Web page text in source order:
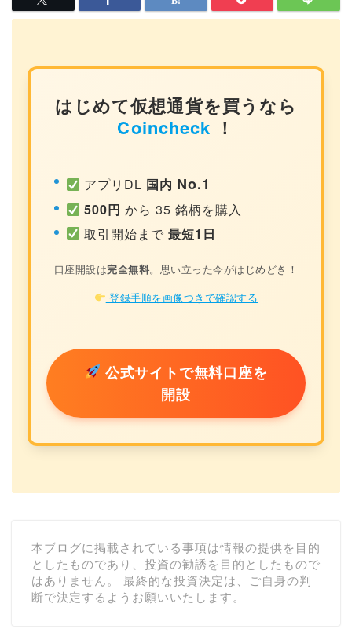
はじめて仮想通貨を買うなら
Coincheck ！
アプリDL 国内 No.1
500円 から 35 銘柄を購入
取引開始まで最短1日
口座開設は完全無料。思い立った今がはじめどき！
登録手順を画像つきで確認する
公式サイトで無料口座を
開設
本ブログに掲載されている事項は情報の提供を目的
としたものであり、投資の勧誘を目的としたもので
はありません。 最終的な投資決定は、ご自身の判
断で決定するようお願いいたします。